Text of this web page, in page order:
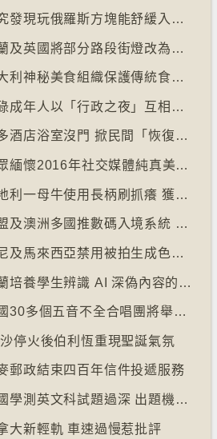
【十萬八千里】研究發現玩俄羅斯方塊能舒緩入侵性創傷後遺症
【十萬八千里】荷蘭及英國將部分路段街燈改為紅色
【十萬八千里】意大利神秘美食組織保護傳統食物、烹飪方法和菜餚
【十萬八千里】忙碌成年人以「行政之夜」互相督促完成擱置私務
【十萬八千里】愈多酒店浴室沒門 掀民間「恢復浴室門」倡議運動
【十萬八千里】大眾緬懷2016年社交媒體純真美好體驗
【十萬八千里】奧地利一母牛使用長柄刷抓癢 獲科學家確定懂得使用工具
【十萬八千里】歐盟及澳洲多國推數碼入境系統 毋須護照蓋章
【十萬八千里】印尼及馬來西亞禁用被拍生成色情影像的人工智能平台Grok
【十萬八千里】芬蘭培養學生辨識 AI 深偽內容的能力
【十萬八千里】英國30多個五音不全合唱團將舉行十周年誌慶
停火後伯利恆重現聖誕氣氛
郵政結束四百年信件投遞服務
【十萬八千里】韓國學測英文科試題過深 出題機構院長引咎辭職
大新輕軌 車速過慢惹批評